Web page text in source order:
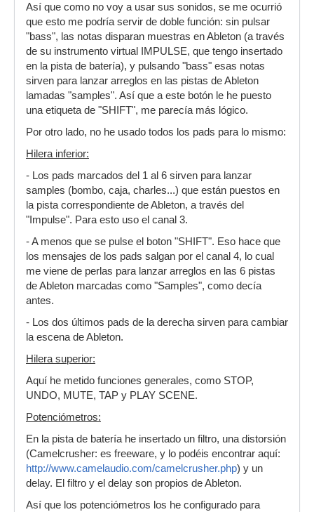
Así que como no voy a usar sus sonidos, se me ocurrió
que esto me podría servir de doble función: sin pulsar
"bass", las notas disparan muestras en Ableton (a través
de su instrumento virtual IMPULSE, que tengo insertado
en la pista de batería), y pulsando "bass" esas notas
sirven para lanzar arreglos en las pistas de Ableton
lamadas "samples". Así que a este botón le he puesto
una etiqueta de "SHIFT", me parecía más lógico.
Por otro lado, no he usado todos los pads para lo mismo:
Hilera inferior:
- Los pads marcados del 1 al 6 sirven para lanzar
samples (bombo, caja, charles...) que están puestos en
la pista correspondiente de Ableton, a través del
"Impulse". Para esto uso el canal 3.
- A menos que se pulse el boton "SHIFT". Eso hace que
los mensajes de los pads salgan por el canal 4, lo cual
me viene de perlas para lanzar arreglos en las 6 pistas
de Ableton marcadas como "Samples", como decía
antes.
- Los dos últimos pads de la derecha sirven para cambiar
la escena de Ableton.
Hilera superior:
Aquí he metido funciones generales, como STOP,
UNDO, MUTE, TAP y PLAY SCENE.
Potenciómetros:
En la pista de batería he insertado un filtro, una distorsión
(Camelcrusher: es freeware, y lo podéis encontrar aquí:
http://www.camelaudio.com/camelcrusher.php) y un
delay. El filtro y el delay son propios de Ableton.
Así que los potenciómetros los he configurado para